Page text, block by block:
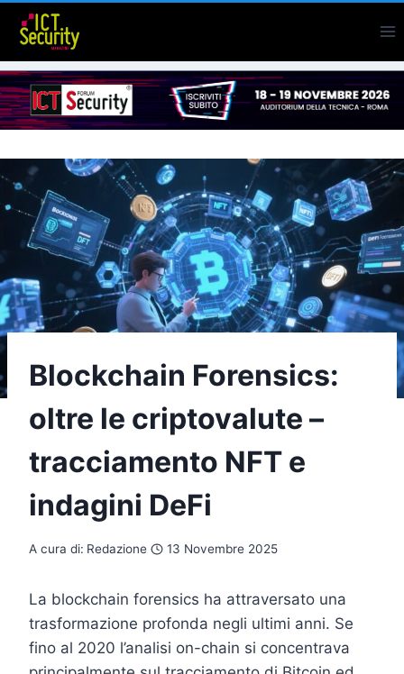
Salta
contenuto
Blockchain Forensics:
oltre le criptovalute –
tracciamento NFT e
indagini DeFi
A cura di: Redazione 13 Novembre 2025
La blockchain forensics ha attraversato una
trasformazione profonda negli ultimi anni. Se
fino al 2020 l’analisi on-chain si concentrava